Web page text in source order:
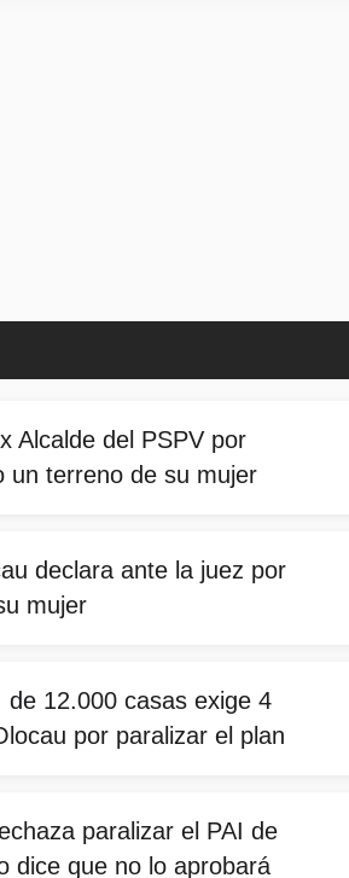
Alcalde del PSPV por
un terreno de su mujer
declara ante la juez por
mujer
de 12.000 casas exige 4
por paralizar el plan
paralizar el PAI de
dice que no lo aprobará